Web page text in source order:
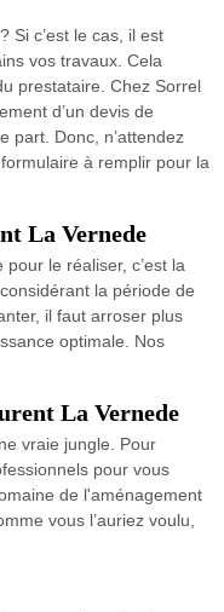
Si c’est le cas, il est
vos travaux. Cela
prestataire. Chez Sorrel
d’un devis de
part. Donc, n’attendez
à remplir pour la
La Vernede
le réaliser, c’est la
la période de
il faut arroser plus
optimale. Nos
La Vernede
vraie jungle. Pour
pour vous
de l'aménagement
vous l’auriez voulu,